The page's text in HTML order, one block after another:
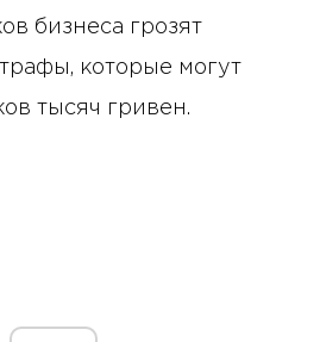
бизнеса грозят
которые могут
тысяч гривен.